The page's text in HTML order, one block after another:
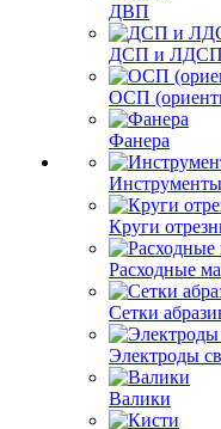
ДВП
ДСП и ЛДСП
ОСП
Фанера
Инструменты
Круги
Расходные
Сетки
Электроды
Валики